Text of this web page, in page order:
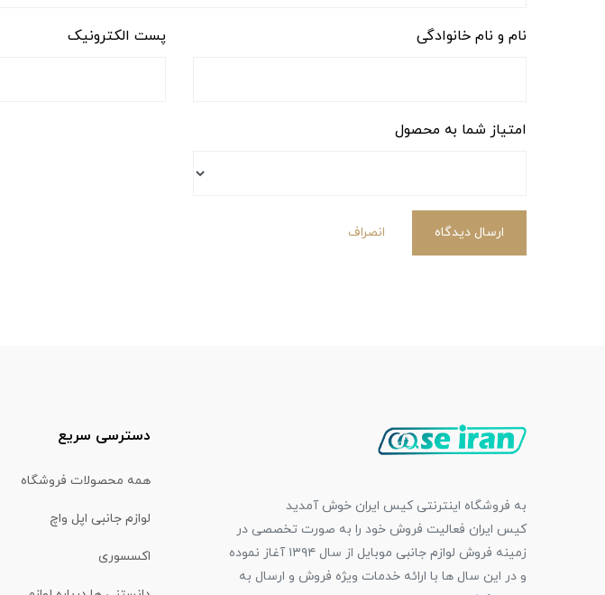
نام و نام خانوادگی پست الکترونیک
امتیاز شما به محصول
ارسال دیدگاه انصراف
به فروشگاه اینترنتی کیس ایران خوش آمدید
کیس ایران فعالیت فروش خود را به صورت تخصصی در
زمینه فروش لوازم جانبی موبایل از سال ۱۳۹۴ آغاز نموده
و در این سال ها با ارائه خدمات ویژه فروش و ارسال به
دسترسی سریع
همه محصولات فروشگاه
لوازم جانبی اپل واچ
اکسسوری